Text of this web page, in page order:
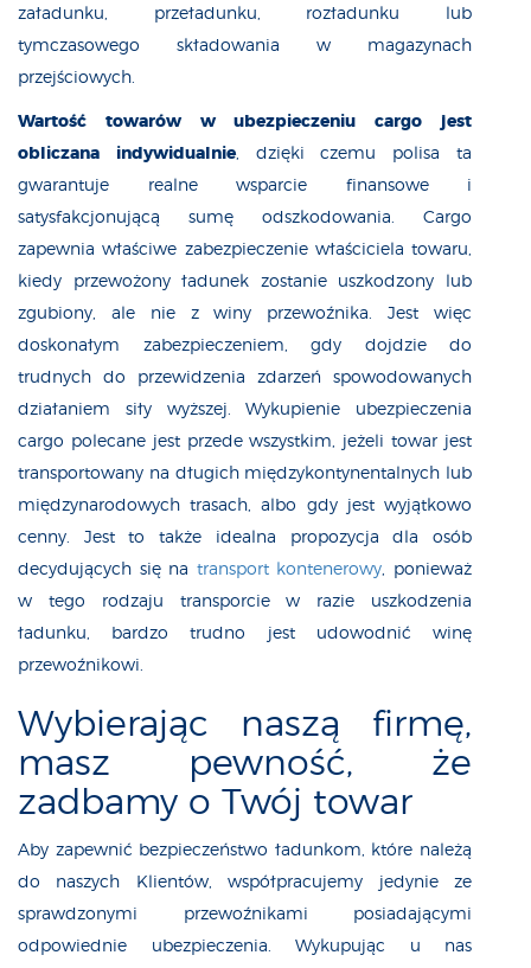
załadunku, przeładunku, rozładunku lub
tymczasowego składowania w magazynach
przejściowych.
Wartość towarów w ubezpieczeniu cargo jest
obliczana indywidualnie, dzięki czemu polisa ta
gwarantuje realne wsparcie finansowe i
satysfakcjonującą sumę odszkodowania. Cargo
zapewnia właściwe zabezpieczenie właściciela towaru,
kiedy przewożony ładunek zostanie uszkodzony lub
zgubiony, ale nie z winy przewoźnika. Jest więc
doskonałym zabezpieczeniem, gdy dojdzie do
trudnych do przewidzenia zdarzeń spowodowanych
działaniem siły wyższej. Wykupienie ubezpieczenia
cargo polecane jest przede wszystkim, jeżeli towar jest
transportowany na długich międzykontynentalnych lub
międzynarodowych trasach, albo gdy jest wyjątkowo
cenny. Jest to także idealna propozycja dla osób
decydujących się na transport kontenerowy , ponieważ
w tego rodzaju transporcie w razie uszkodzenia
ładunku, bardzo trudno jest udowodnić winę
przewoźnikowi.
Wybierając naszą firmę,
masz pewność, że
zadbamy o Twój towar
Aby zapewnić bezpieczeństwo ładunkom, które należą
do naszych Klientów, współpracujemy jedynie ze
sprawdzonymi przewoźnikami posiadającymi
odpowiednie ubezpieczenia. Wykupując u nas